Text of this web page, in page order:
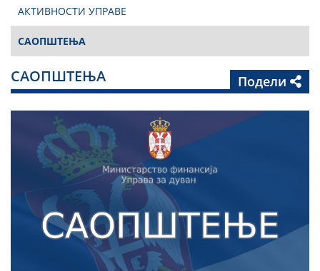
АКТИВНОСТИ УПРАВЕ
САОПШТЕЊА
САОПШТЕЊА Подели